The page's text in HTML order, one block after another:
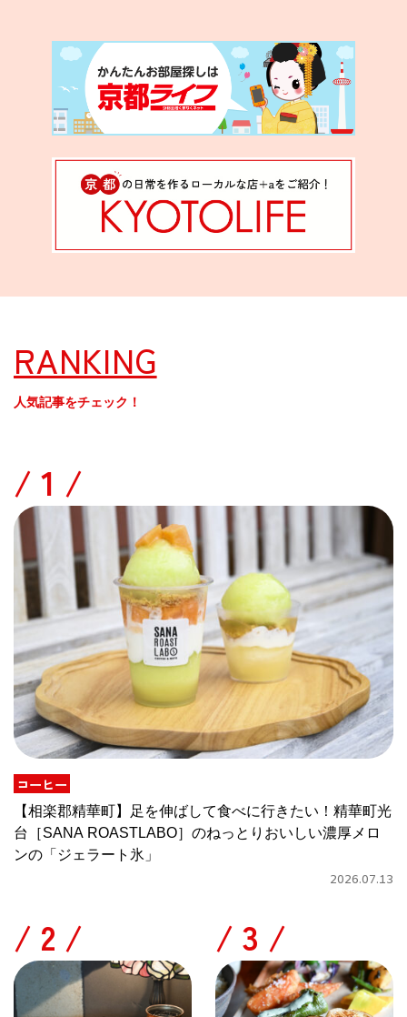
RANKING
人気記事をチェック！
/
コーヒー
【相楽郡精華町】足を伸ばして食べに行きたい！精華町光
台［SANA ROASTLABO］のねっとりおいしい濃厚メロ
ンの「ジェラート氷」
2026.07.13
/ /